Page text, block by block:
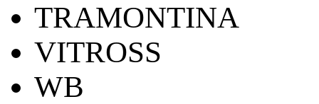
TRAMONTINA
VITROSS
WB